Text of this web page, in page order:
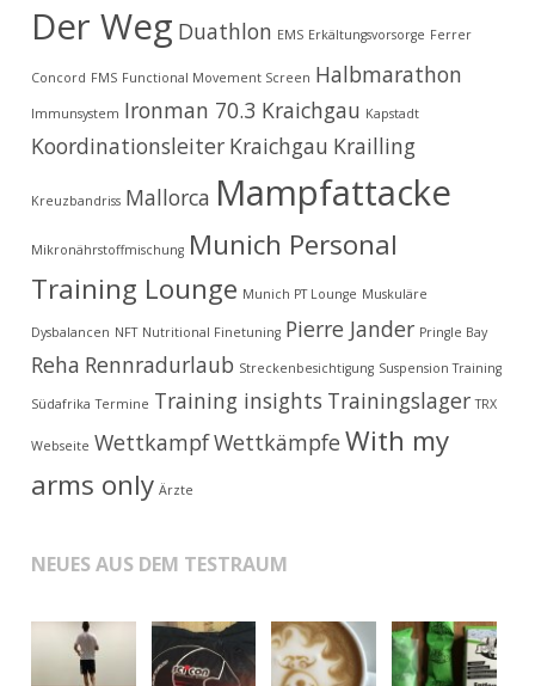
Der Weg Duathlon EMS Erkältungsvorsorge Ferrer
Concord FMS Functional Movement Screen Halbmarathon
Immunsystem Ironman 70.3 Kraichgau Kapstadt
Koordinationsleiter Kraichgau Krailling
Kreuzbandriss Mallorca Mampfattacke
Mikronährstoffmischung Munich Personal
Training Lounge Munich PT Lounge Muskuläre
Dysbalancen NFT Nutritional Finetuning Pierre Jander Pringle Bay
Reha Rennradurlaub Streckenbesichtigung Suspension Training
Südafrika Termine Training insights Trainingslager TRX
Webseite WettkampfWettkämpfeWith my
arms only Ärzte
NEUES AUS DEM TESTRAUM